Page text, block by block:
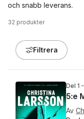
och snabb leverans.
32 produkter
Filtrera
Del 1
5:e
Av